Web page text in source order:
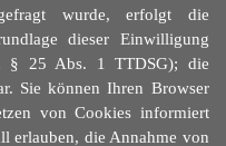
wurde, erfolgt die
dieser Einwilligung
25 Abs. 1 TTDSG); die
Sie können Ihren Browser
von Cookies informiert
erlauben, die Annahme von